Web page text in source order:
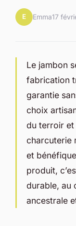
E Emma17
Le jambon
fabrication
garantie
choix
du terroir
charcuterie
et
produit,
durable, au
ancestrale